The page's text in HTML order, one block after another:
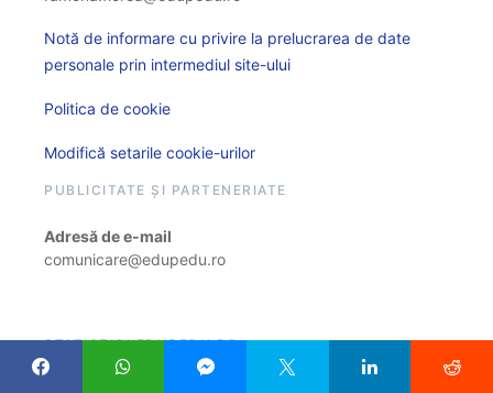
Notă de informare cu privire la prelucrarea de date
personale prin intermediul site-ului
Politica de cookie
Modifică setarile cookie-urilor
PUBLICITATE ȘI PARTENERIATE
Adresă de e-mail
comunicare@edupedu.ro
STATISTICI EDUPEDU.RO